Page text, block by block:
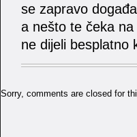
se zapravo
a nešto te čeka
ne dijeli
Sorry, comments are closed for